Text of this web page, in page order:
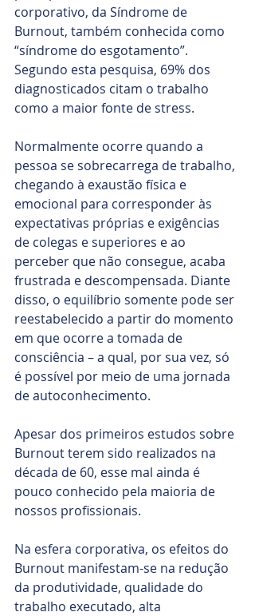
corporativo, da Síndrome de
Burnout, também conhecida como
“síndrome do esgotamento”.
Segundo esta pesquisa, 69% dos
diagnosticados citam o trabalho
como a maior fonte de stress.
Normalmente ocorre quando a
pessoa se sobrecarrega de trabalho,
chegando à exaustão física e
emocional para corresponder às
expectativas próprias e exigências
de colegas e superiores e ao
perceber que não consegue, acaba
frustrada e descompensada. Diante
disso, o equilíbrio somente pode ser
reestabelecido a partir do momento
em que ocorre a tomada de
consciência – a qual, por sua vez, só
é possível por meio de uma jornada
de autoconhecimento.
Apesar dos primeiros estudos sobre
Burnout terem sido realizados na
década de 60, esse mal ainda é
pouco conhecido pela maioria de
nossos profissionais.
Na esfera corporativa, os efeitos do
Burnout manifestam-se na redução
da produtividade, qualidade do
trabalho executado, alta